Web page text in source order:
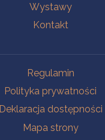
Wystawy
Kontakt
Regulamin
Polityka prywatności
Deklaracja dostępności
Mapa strony